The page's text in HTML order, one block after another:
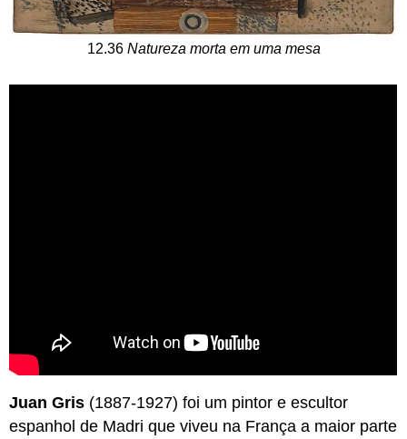
12.36 Natureza morta em uma mesa
Juan Gris (1887-1927) foi um pintor e escultor
espanhol de Madri que viveu na França a maior parte